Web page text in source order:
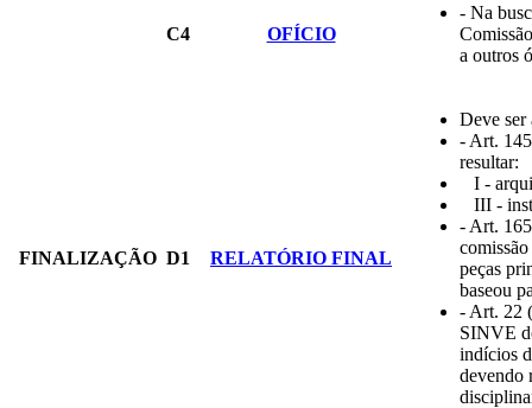
C4 OFÍCIO
- Na
a outros
FINALIZAÇÃO D1 RELATÓRIO FINAL
Deve ser
- Art.
resultar:
I -
III -
- Art.
peças
baseou
- Art. 22
SINVE
indícios
devendo